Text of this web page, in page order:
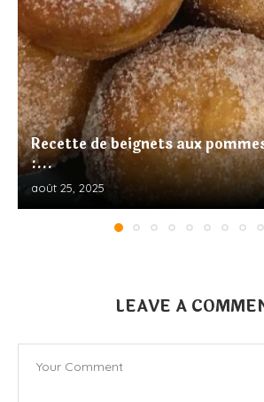
Recette de beignets aux
:...
août 25, 2025
LEAVE A